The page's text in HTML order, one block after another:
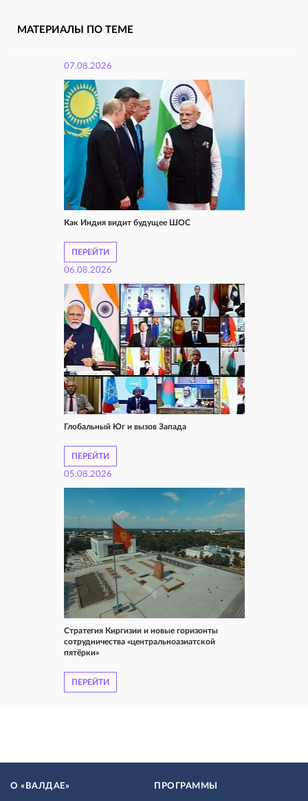
МАТЕРИАЛЫ ПО ТЕМЕ
07.08.2026
Как Индия видит будущее ШОС
ПЕРЕЙТИ
06.08.2026
Глобальный Юг и вызов Запада
ПЕРЕЙТИ
05.08.2026
Стратегия Киргизии и новые горизонты
сотрудничества «центральноазиатской
пятёрки»
ПЕРЕЙТИ
О «ВАЛДАЕ» ПРОГРАММЫ